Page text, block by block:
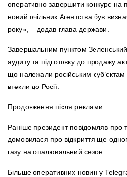
оперативно завершити конкурс на
новий очільник Агентства був
року», – додав глава держави.
Завершальним пунктом
аудиту та підготовку до продажу
що належали російським
втекли до Росії.
Продовження після реклами
Раніше президент повідомляв про
домовилася про відкриття ще
газу на опалювальний сезон.
Більше оперативних новин у